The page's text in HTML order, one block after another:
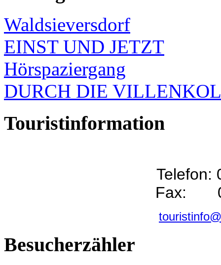
Waldsieversdorf
EINST UND JETZT
Hörspaziergang
DURCH DIE
Touristinformation
Telefon:
Fax:
Besucherzähler